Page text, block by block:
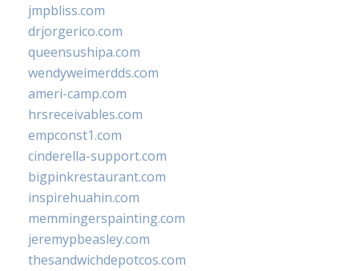
jmpbliss.com
drjorgerico.com
queensushipa.com
wendyweimerdds.com
ameri-camp.com
hrsreceivables.com
empconst1.com
cinderella-support.com
bigpinkrestaurant.com
inspirehuahin.com
memmingerspainting.com
jeremypbeasley.com
thesandwichdepotcos.com